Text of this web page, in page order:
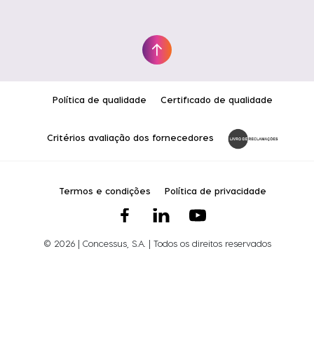
Política de qualidade Certificado de qualidade
Critérios avaliação dos fornecedores
© 2026 | Concessus, S.A. | Todos os direitos reservados
Termos e condições Política de privacidade